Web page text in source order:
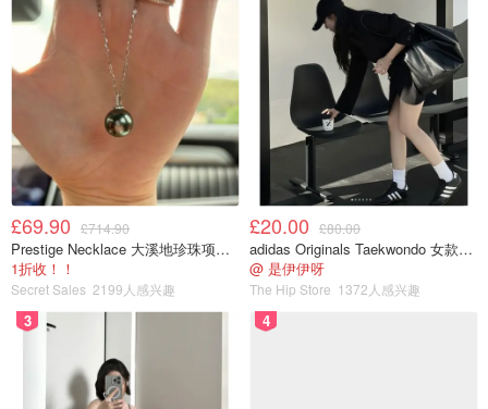
£69.90 £714.90
Prestige Necklace 大溪地珍珠项链 10-11mm
1折收！！
Secret Sales 2199人感兴趣
£20.00 £80.00
adidas Originals Taekwondo 女款黑色运动鞋
@ 是伊伊呀
The Hip Store 1372人感兴趣
3 4